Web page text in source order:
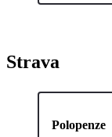
Strava
Polopenze